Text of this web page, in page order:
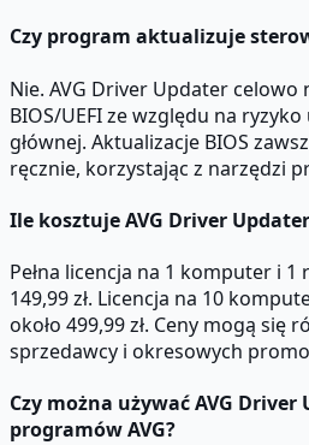
Czy program aktualizuje
Nie. AVG Driver Updater
BIOS/UEFI ze względu na
głównej. Aktualizacje BIOS
ręcznie, korzystając z narzędzi
Ile kosztuje AVG Driver
Pełna licencja na 1 komputer i 1
149,99 zł. Licencja na 10
około 499,99 zł. Ceny mogą się
sprzedawcy i okresowych
Czy można używać AVG
programów AVG?